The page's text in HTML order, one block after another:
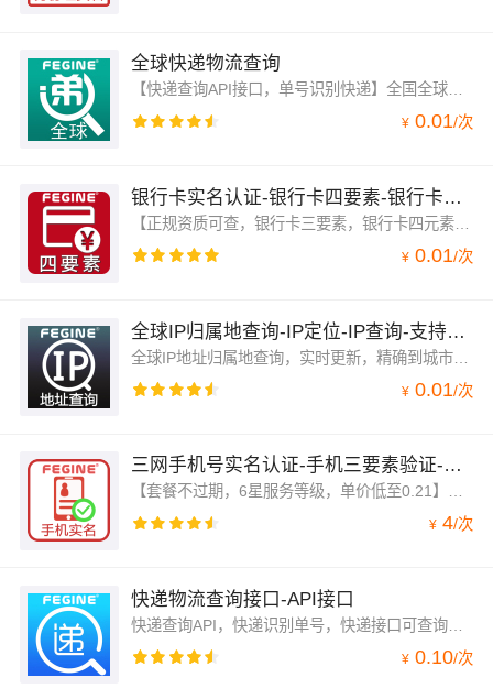
全球快递物流查询
【快递查询API接口，单号识别快递】全国全球物流近1000家快递物流查询接口，服务器毫秒响应，数据及时准确。支持中国：顺丰、京东，申通、圆通、韵达、中通、汇通、EMS.等，国外：美，俄，日韩，香港，马来西亚.等快递物流。
¥ 0.01/次
银行卡实名认证-银行卡四要素-银行卡四元素-全国银联卡-实时更新-实名校验
¥ 0.01/次
全球IP归属地查询-IP定位-IP查询-支持高并发-毫秒级-免费
¥ 0.01/次
三网手机号实名认证-手机三要素验证-手机实名认证
¥ 4/次
快递物流查询接口-API接口
¥ 0.10/次